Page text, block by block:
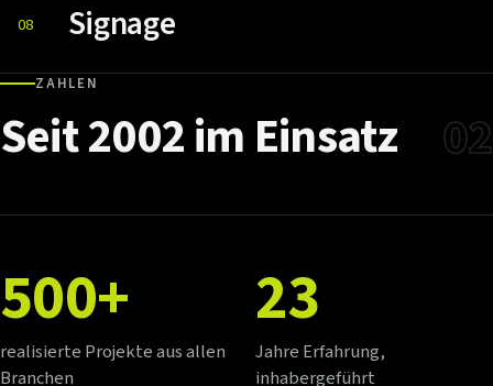
08 Signage
ZAHLEN
Seit2002im Einsatz 02
500+
realisierte Projekte aus allen
Branchen
23
Jahre Erfahrung,
inhabergeführt